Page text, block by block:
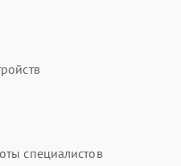
специалистов